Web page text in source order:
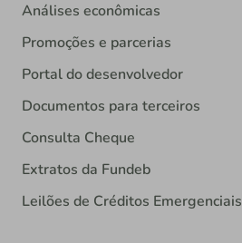
Análises econômicas
Promoções e parcerias
Portal do desenvolvedor
Documentos para terceiros
Consulta Cheque
Extratos da Fundeb
Leilões de Créditos Emergenciais